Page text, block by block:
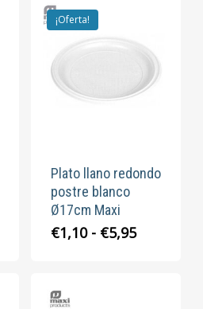
¡Oferta!
Plato llano redondo
postre blanco
Ø17cm Maxi
€1,10 - €5,95Rango